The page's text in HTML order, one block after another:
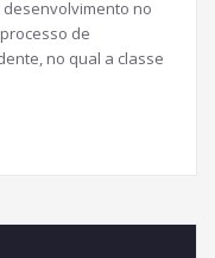
no
de
no qual a classe